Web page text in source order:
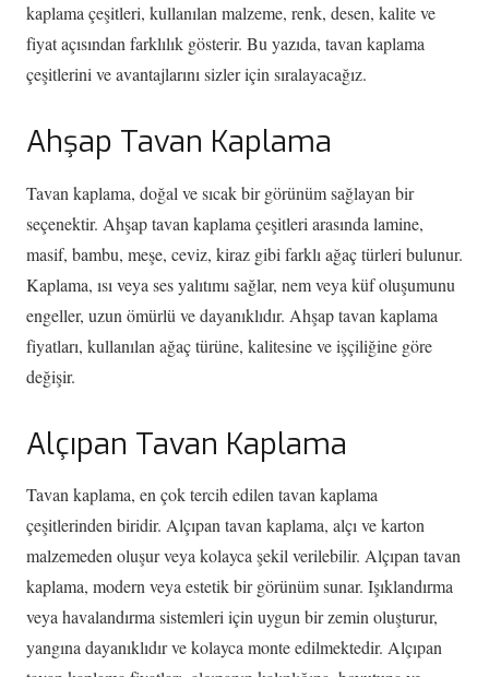
kaplama çeşitleri, kullanılan malzeme, renk, desen, kalite ve
fiyat açısından farklılık gösterir. Bu yazıda, tavan kaplama
çeşitlerini ve avantajlarını sizler için sıralayacağız.
Ahşap Tavan Kaplama
Tavan kaplama, doğal ve sıcak bir görünüm sağlayan bir
seçenektir. Ahşap tavan kaplama çeşitleri arasında lamine,
masif, bambu, meşe, ceviz, kiraz gibi farklı ağaç türleri bulunur.
Kaplama, ısı veya ses yalıtımı sağlar, nem veya küf oluşumunu
engeller, uzun ömürlü ve dayanıklıdır. Ahşap tavan kaplama
fiyatları, kullanılan ağaç türüne, kalitesine ve işçiliğine göre
değişir.
Alçıpan Tavan Kaplama
Tavan kaplama, en çok tercih edilen tavan kaplama
çeşitlerinden biridir. Alçıpan tavan kaplama, alçı ve karton
malzemeden oluşur veya kolayca şekil verilebilir. Alçıpan tavan
kaplama, modern veya estetik bir görünüm sunar. Işıklandırma
veya havalandırma sistemleri için uygun bir zemin oluşturur,
yangına dayanıklıdır ve kolayca monte edilmektedir. Alçıpan